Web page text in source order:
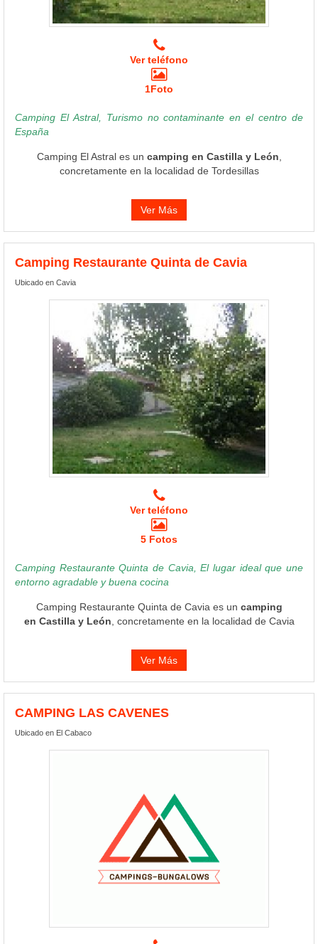
Ver teléfono
1Foto
Camping El Astral, Turismo no contaminante en el centro de
España
Camping El Astral es un camping en Castilla y León
concretamente en la localidad de Tordesillas
Ver Más
Camping Restaurante Quinta de Cavia
Ubicado en Cavia
Ver teléfono
5 Fotos
Camping Restaurante Quinta de Cavia, El lugar ideal que une
entorno agradable y buena cocina
Camping Restaurante Quinta de Cavia es un camping
en Castilla y León , concretamente en la localidad de Cavia
Ver Más
CAMPING LAS CAVENES
Ubicado en El Cabaco